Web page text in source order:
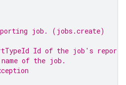
job. (jobs.create)
Id of the job's report
of the job.